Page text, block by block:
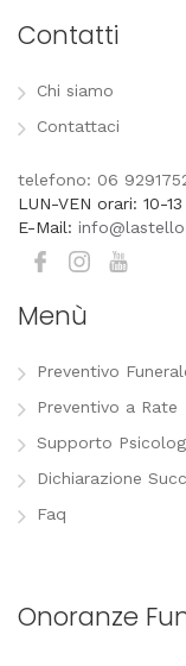
Contatti
Chi siamo
Contattaci
telefono: 06
LUN-VEN orari: 10-
E-Mail:
Menù
Preventivo
Preventivo a Rate
Supporto
Dichiarazione
Faq
Onoranze